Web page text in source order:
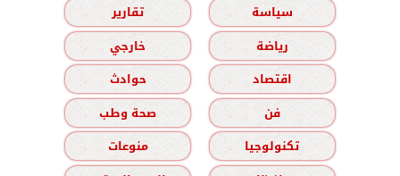
سياسة
تقارير
رياضة
خارجي
اقتصاد
حوادث
فن
صحة وطب
تكنولوجيا
منوعات